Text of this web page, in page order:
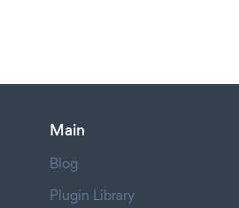
Main
Blog
Plugin Library